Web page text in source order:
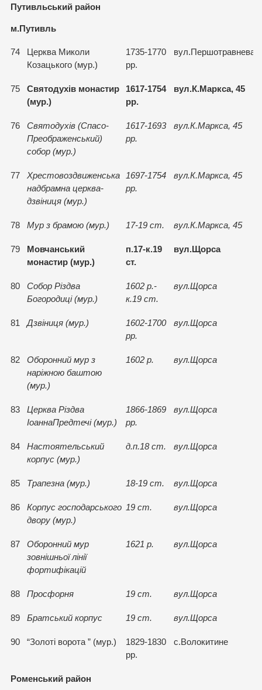
Путивльський район
м.Путивль
74
Церква Миколи
Козацького (мур.)
1735-1770
рр.
вул.Першотравнева,
75
Святодухiв монастир
(мур.)
1617-1754
рр.
вул.К.Маркса, 45
76
Святодухiв (Спасо-
Преображенський)
собор (мур.)
1617-1693
рр.
вул.К.Маркса, 45
77
Хрестовоздвиженська
надбрамна церква-
дзвiниця (мур.)
1697-1754
рр.
вул.К.Маркса, 45
78 Мур з брамою (мур.) 17-19 ст. вул.К.Маркса, 45
79
Мовчанський
монастир (мур.)
п.17-к.19
ст.
вул.Щорса
80
Собор Рiздва
Богородицi (мур.)
1602 р.-
к.19 ст.
вул.Щорса
81 Дзвiниця (мур.)
1602-1700
рр.
вул.Щорса
82
Оборонний мур з
нарiжною баштою
(мур.)
1602 р. вул.Щорса
83
Церква Рiздва
IоаннаПредтечi (мур.)
1866-1869
рр.
вул.Щорса
84
Настоятельський
корпус (мур.)
д.п.18 ст. вул.Щорса
85 Трапезна (мур.) 18-19 ст. вул.Щорса
86
Корпус господарського
двору (мур.)
19 ст. вул.Щорса
87
Оборонний мур
зовнiшньої лiнiї
фортифiкацiй
1621 р. вул.Щорса
88 Просфорня 19 ст. вул.Щорса
89 Братський корпус 19 ст. вул.Щорса
90 “Золотi ворота ” (мур.)
1829-1830
рр.
с.Волокитине
Роменський район